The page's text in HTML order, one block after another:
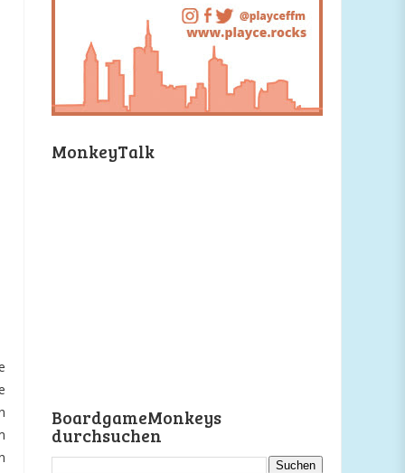
MonkeyTalk
BoardgameMonkeys
durchsuchen